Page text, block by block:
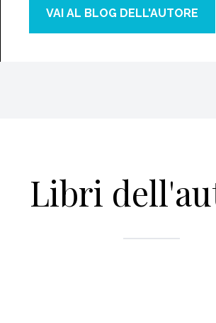
VAI AL BLOG DELL'AUTORE
Libri